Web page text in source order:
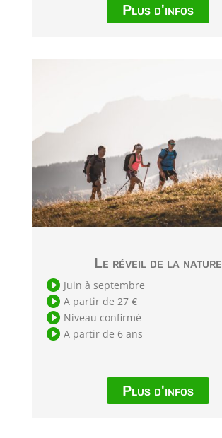
Plus d'infos
Le réveil de la nature
 Juin à septembre
 A partir de 27 €
 Niveau confirmé
 A partir de 6 ans
Plus d'infos